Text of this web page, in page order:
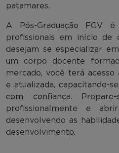
patamares.
A Pós-Graduação FGV
profissionais em início de
desejam se especializar
um corpo docente
mercado, você terá
e atualizada, capacitando-
com confiança.
profissionalmente e
desenvolvendo as
desenvolvimento.